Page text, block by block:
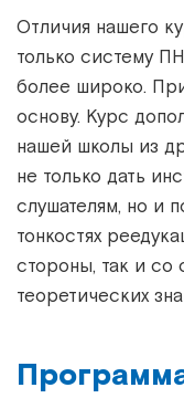
Отличия нашего
только систему
более широко.
основу. Курс
нашей школы из
не только дать
слушателям, но и
тонкостях
стороны, так и со
теоретических